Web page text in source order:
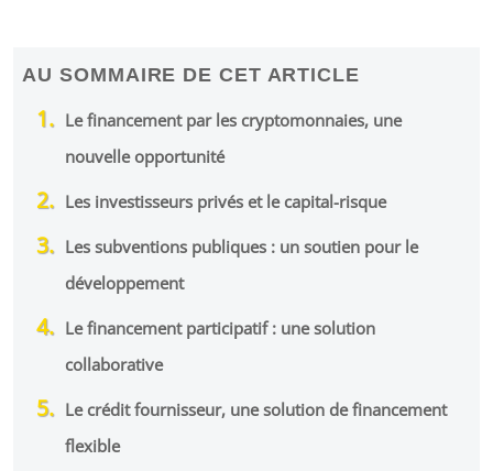
AU SOMMAIRE DE CET ARTICLE
Le financement par les cryptomonnaies, une
nouvelle opportunité
Les investisseurs privés et le capital-risque
Les subventions publiques : un soutien pour le
développement
Le financement participatif : une solution
collaborative
Le crédit fournisseur, une solution de financement
flexible